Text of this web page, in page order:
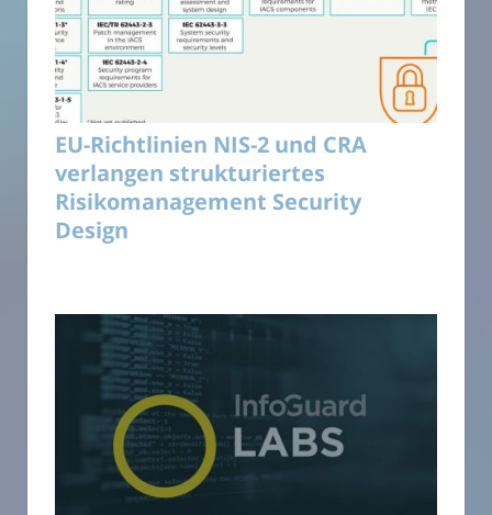
EU-Richtlinien NIS-2 und CRA
verlangen strukturiertes
Risikomanagement Security
Design